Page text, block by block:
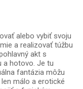
alebo vybiť svoju
a realizovať túžbu
akt s
a hotovo. Je tu
fantázia môžu
málo a erotické